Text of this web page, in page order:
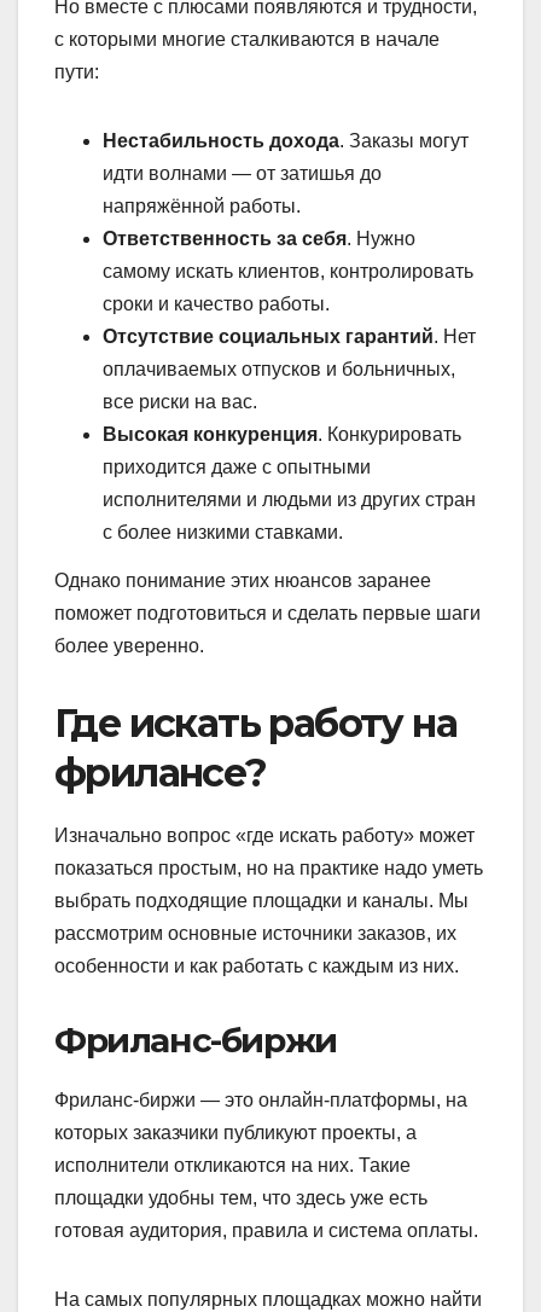
Но вместе с плюсами появляются и трудности,
с которыми многие сталкиваются в начале
пути:
Нестабильность дохода. Заказы могут
идти волнами — от затишья до
напряжённой работы.
Ответственность за себя. Нужно
самому искать клиентов, контролировать
сроки и качество работы.
Отсутствие социальных гарантий. Нет
оплачиваемых отпусков и больничных,
все риски на вас.
Высокая конкуренция. Конкурировать
приходится даже с опытными
исполнителями и людьми из других стран
с более низкими ставками.
Однако понимание этих нюансов заранее
поможет подготовиться и сделать первые шаги
более уверенно.
Где искать работу на
фрилансе?
Изначально вопрос «где искать работу» может
показаться простым, но на практике надо уметь
выбрать подходящие площадки и каналы. Мы
рассмотрим основные источники заказов, их
особенности и как работать с каждым из них.
Фриланс-биржи
Фриланс-биржи — это онлайн-платформы, на
которых заказчики публикуют проекты, а
исполнители откликаются на них. Такие
площадки удобны тем, что здесь уже есть
готовая аудитория, правила и система оплаты.
На самых популярных площадках можно найти